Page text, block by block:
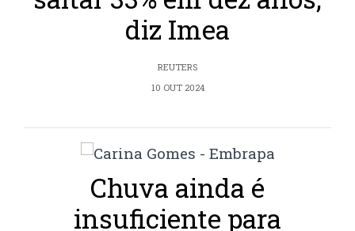
diz Imea
REUTERS
10 OUT 2024
Chuva ainda é
insuficiente para